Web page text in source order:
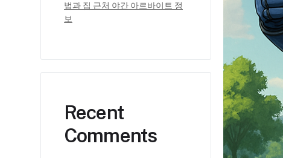
법과 집 근처 야간 아르바이트 정
보
Recent
Comments